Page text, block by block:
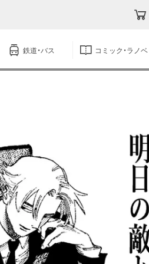
鉄道・バス コミック・ラノベ